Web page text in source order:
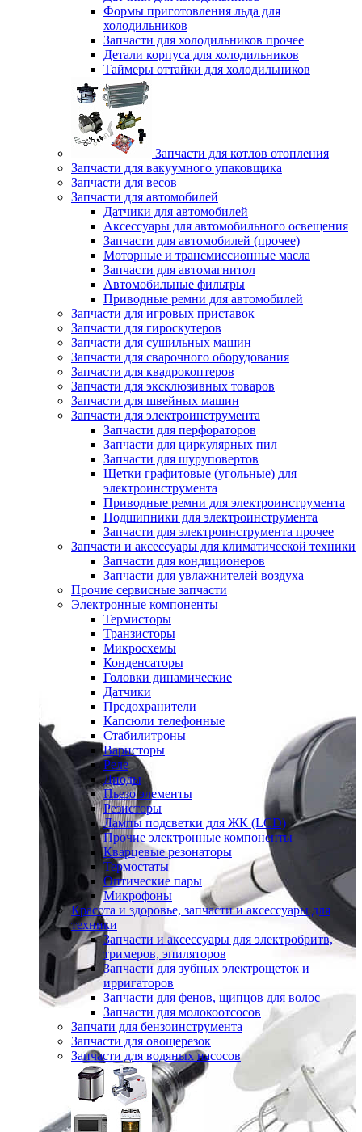
Формы приготовления льда для
холодильников
Запчасти для холодильников прочее
Детали корпуса для холодильников
Таймеры оттайки для холодильников
Запчасти для котлов отопления
Запчасти для вакуумного упаковщика
Запчасти для весов
Запчасти для автомобилей
Датчики для автомобилей
Аксессуары для автомобильного освещения
Запчасти для автомобилей (прочее)
Моторные и трансмиссионные масла
Запчасти для автомагнитол
Автомобильные фильтры
Приводные ремни для автомобилей
Запчасти для игровых приставок
Запчасти для гироскутеров
Запчасти для сушильных машин
Запчасти для сварочного оборудования
Запчасти для квадрокоптеров
Запчасти для эксклюзивных товаров
Запчасти для швейных машин
Запчасти для электроинструмента
Запчасти для перфораторов
Запчасти для циркулярных пил
Запчасти для шуруповертов
Щетки графитовые (угольные) для
электроинструмента
Приводные ремни для электроинструмента
Подшипники для электроинструмента
Запчасти для электроинструмента прочее
Запчасти и аксессуары для климатической техники
Запчасти для кондиционеров
Запчасти для увлажнителей воздуха
Прочие сервисные запчасти
Электронные компоненты
Термисторы
Транзисторы
Микросхемы
Конденсаторы
Головки динамические
Датчики
Предохранители
Капсюли телефонные
Стабилитроны
Варисторы
Реле
Диоды
Пьезо элементы
Резисторы
Лампы подсветки для ЖК (LCD)
Прочие электронные компоненты
Кварцевые резонаторы
Термостаты
Оптические пары
Микрофоны
Красота и здоровье, запчасти и аксессуары для
техники
Запчасти и аксессуары для электробритв,
тримеров, эпиляторов
Запчасти для зубных электрощеток и
ирригаторов
Запчасти для фенов, щипцов для волос
Запчасти для молокоотсосов
Запчати для бензоинструмента
Запчасти для овощерезок
Запчасти для водяных насосов